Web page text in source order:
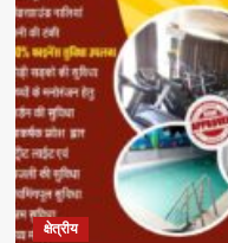
क्षेत्रीय